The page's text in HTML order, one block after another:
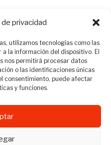
privacidad
utilizamos tecnologías como las
la información del dispositivo. El
nos permitirá procesar datos
o las identificaciones únicas
consentimiento, puede afectar
y funciones.
© 2012 - 2026